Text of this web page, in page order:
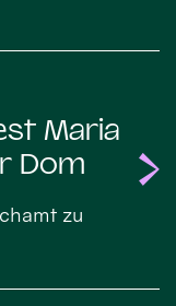
Maria
Dom
zu